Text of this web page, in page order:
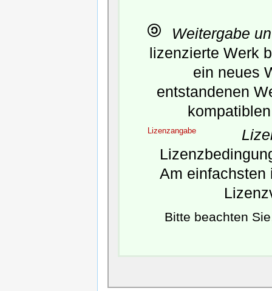
Weitergabe
lizenzierte Werk
ein neues
entstandenen
Lizenzangabe
Am einfachsten
Bitte beachten